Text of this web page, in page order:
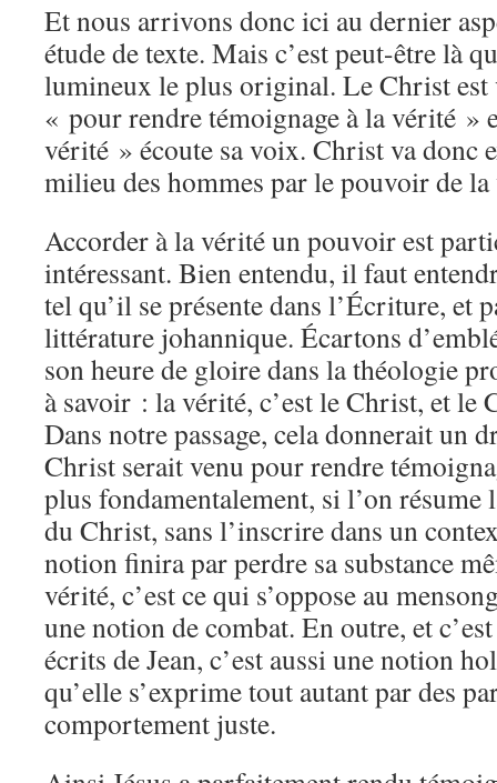
Et nous arrivons donc ici au dernier
étude de texte. Mais c’est peut-être là
lumineux le plus original. Le Christ est
« pour rendre témoignage à la vérité »
vérité » écoute sa voix. Christ va donc
milieu des hommes par le pouvoir de
Accorder à la vérité un pouvoir est
intéressant. Bien entendu, il faut
tel qu’il se présente dans l’Écriture, et
littérature johannique. Écartons
son heure de gloire dans la théologie
à savoir : la vérité, c’est le Christ, et le
Dans notre passage, cela donnerait un
Christ serait venu pour rendre
plus fondamentalement, si l’on résume
du Christ, sans l’inscrire dans un
notion finira par perdre sa substance
vérité, c’est ce qui s’oppose au
une notion de combat. En outre, et
écrits de Jean, c’est aussi une notion
qu’elle s’exprime tout autant par des
comportement juste.